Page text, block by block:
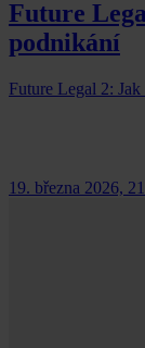
Future
podnikání
Future Legal 2:
19. března 2026,